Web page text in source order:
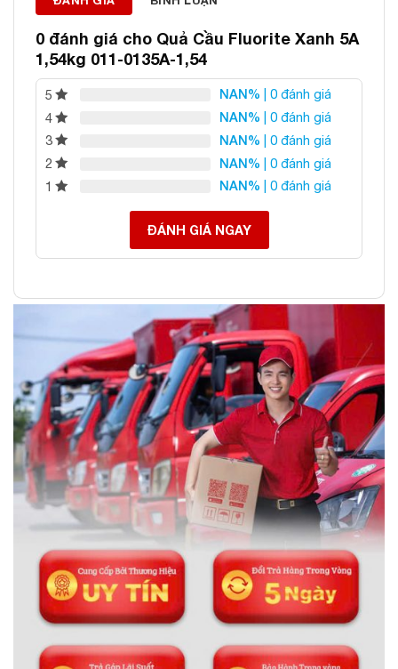
0 đánh giá cho Quả Cầu Fluorite Xanh 5A
1,54kg 011-0135A-1,54
5 NAN% | 0 đánh giá
4
NAN% | 0 đánh giá
3
NAN% | 0 đánh giá
2
NAN% | 0 đánh giá
1
NAN% | 0 đánh giá
ĐÁNH GIÁ NGAY